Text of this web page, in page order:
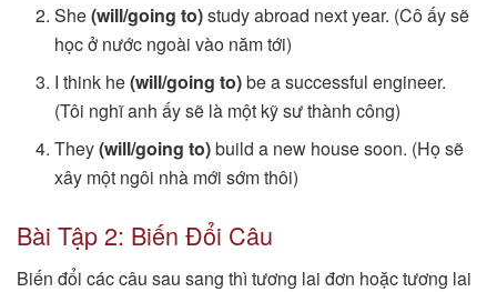
She(will/going to)study abroad next year. (Cô ấy sẽ
học ở nước ngoài vào năm tới)
I think he(will/going to)be a successful engineer.
(Tôi nghĩ anh ấy sẽ là một kỹ sư thành công)
They(will/going to)build a new house soon. (Họ sẽ
xây một ngôi nhà mới sớm thôi)
Bài Tập 2: Biến Đổi Câu
Biến đổi các câu sau sang thì tương lai đơn hoặc tương lai